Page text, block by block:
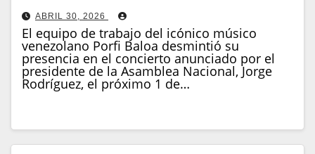
ABRIL 30, 2026
El equipo de trabajo del icónico músico
venezolano Porfi Baloa desmintió su
presencia en el concierto anunciado por el
presidente de la Asamblea Nacional, Jorge
Rodríguez, el próximo 1 de…